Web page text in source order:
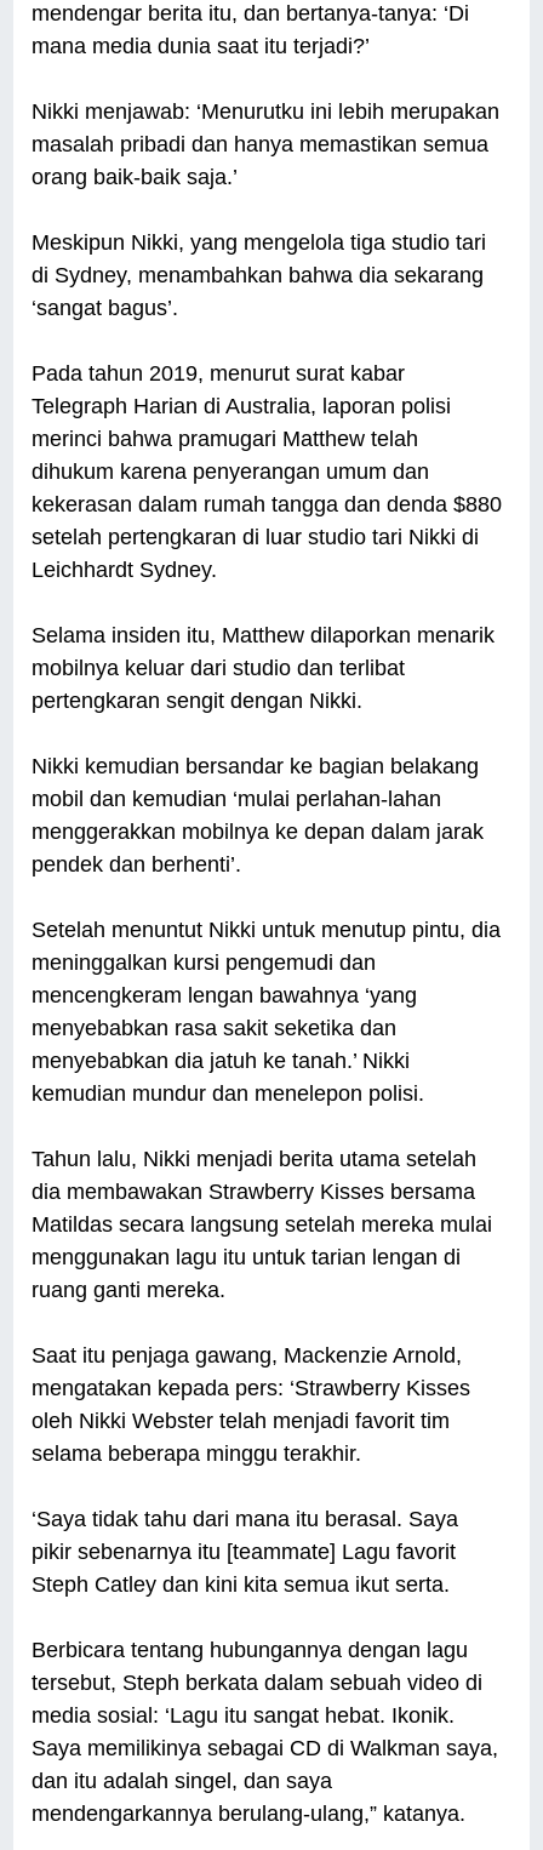
mendengar berita itu, dan bertanya-tanya: ‘Di
mana media dunia saat itu terjadi?’
Nikki menjawab: ‘Menurutku ini lebih merupakan
masalah pribadi dan hanya memastikan semua
orang baik-baik saja.’
Meskipun Nikki, yang mengelola tiga studio tari
di Sydney, menambahkan bahwa dia sekarang
‘sangat bagus’.
Pada tahun 2019, menurut surat kabar
Telegraph Harian di Australia, laporan polisi
merinci bahwa pramugari Matthew telah
dihukum karena penyerangan umum dan
kekerasan dalam rumah tangga dan denda $880
setelah pertengkaran di luar studio tari Nikki di
Leichhardt Sydney.
Selama insiden itu, Matthew dilaporkan menarik
mobilnya keluar dari studio dan terlibat
pertengkaran sengit dengan Nikki.
Nikki kemudian bersandar ke bagian belakang
mobil dan kemudian ‘mulai perlahan-lahan
menggerakkan mobilnya ke depan dalam jarak
pendek dan berhenti’.
Setelah menuntut Nikki untuk menutup pintu, dia
meninggalkan kursi pengemudi dan
mencengkeram lengan bawahnya ‘yang
menyebabkan rasa sakit seketika dan
menyebabkan dia jatuh ke tanah.’ Nikki
kemudian mundur dan menelepon polisi.
Tahun lalu, Nikki menjadi berita utama setelah
dia membawakan Strawberry Kisses bersama
Matildas secara langsung setelah mereka mulai
menggunakan lagu itu untuk tarian lengan di
ruang ganti mereka.
Saat itu penjaga gawang, Mackenzie Arnold,
mengatakan kepada pers: ‘Strawberry Kisses
oleh Nikki Webster telah menjadi favorit tim
selama beberapa minggu terakhir.
‘Saya tidak tahu dari mana itu berasal. Saya
pikir sebenarnya itu [teammate] Lagu favorit
Steph Catley dan kini kita semua ikut serta.
Berbicara tentang hubungannya dengan lagu
tersebut, Steph berkata dalam sebuah video di
media sosial: ‘Lagu itu sangat hebat. Ikonik.
Saya memilikinya sebagai CD di Walkman saya,
dan itu adalah singel, dan saya
mendengarkannya berulang-ulang,” katanya.